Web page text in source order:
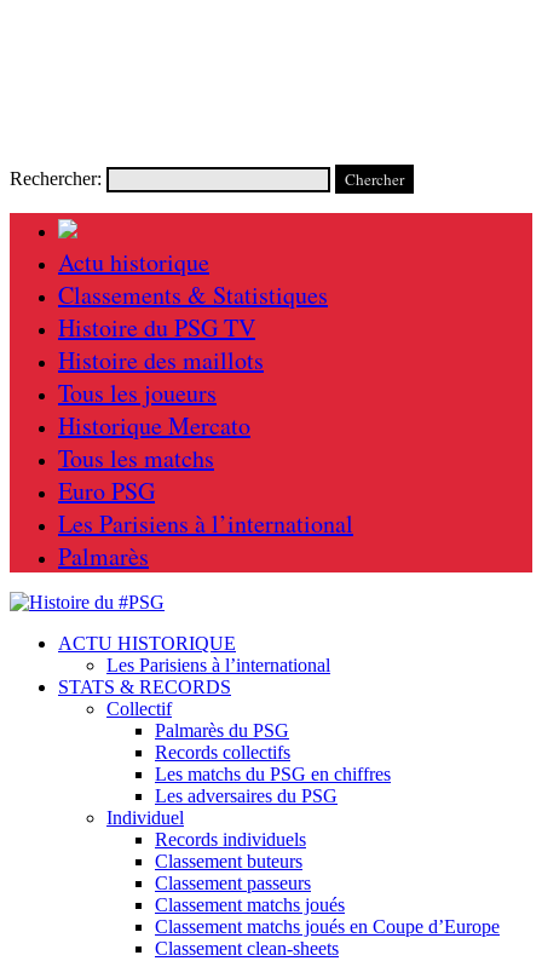
Rechercher:
Actu historique
Classements & Statistiques
Histoire du PSG TV
Histoire des maillots
Tous les joueurs
Historique Mercato
Tous les matchs
Euro PSG
Les Parisiens à l’international
Palmarès
ACTU HISTORIQUE
Les Parisiens à l’international
STATS & RECORDS
Collectif
Palmarès du PSG
Records collectifs
Les matchs du PSG en chiffres
Les adversaires du PSG
Individuel
Records individuels
Classement buteurs
Classement passeurs
Classement matchs joués
Classement matchs joués en Coupe d’Europe
Classement clean-sheets